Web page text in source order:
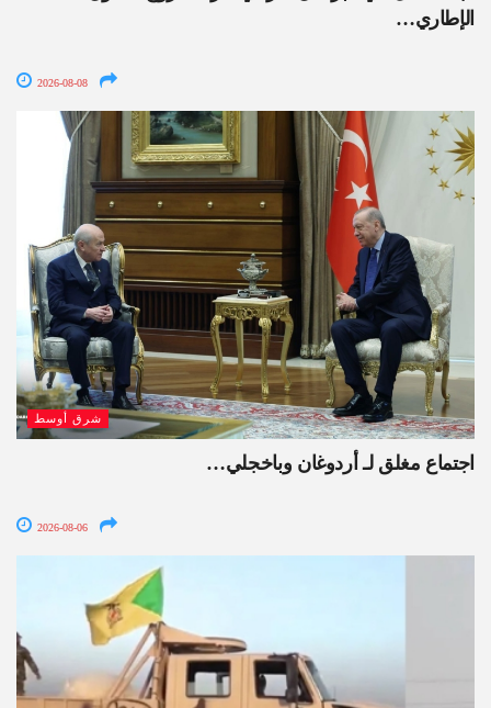
الإطاري…
2026-08-08
شرق أوسط
اجتماع مغلق لـ أردوغان وباخجلي…
2026-08-06